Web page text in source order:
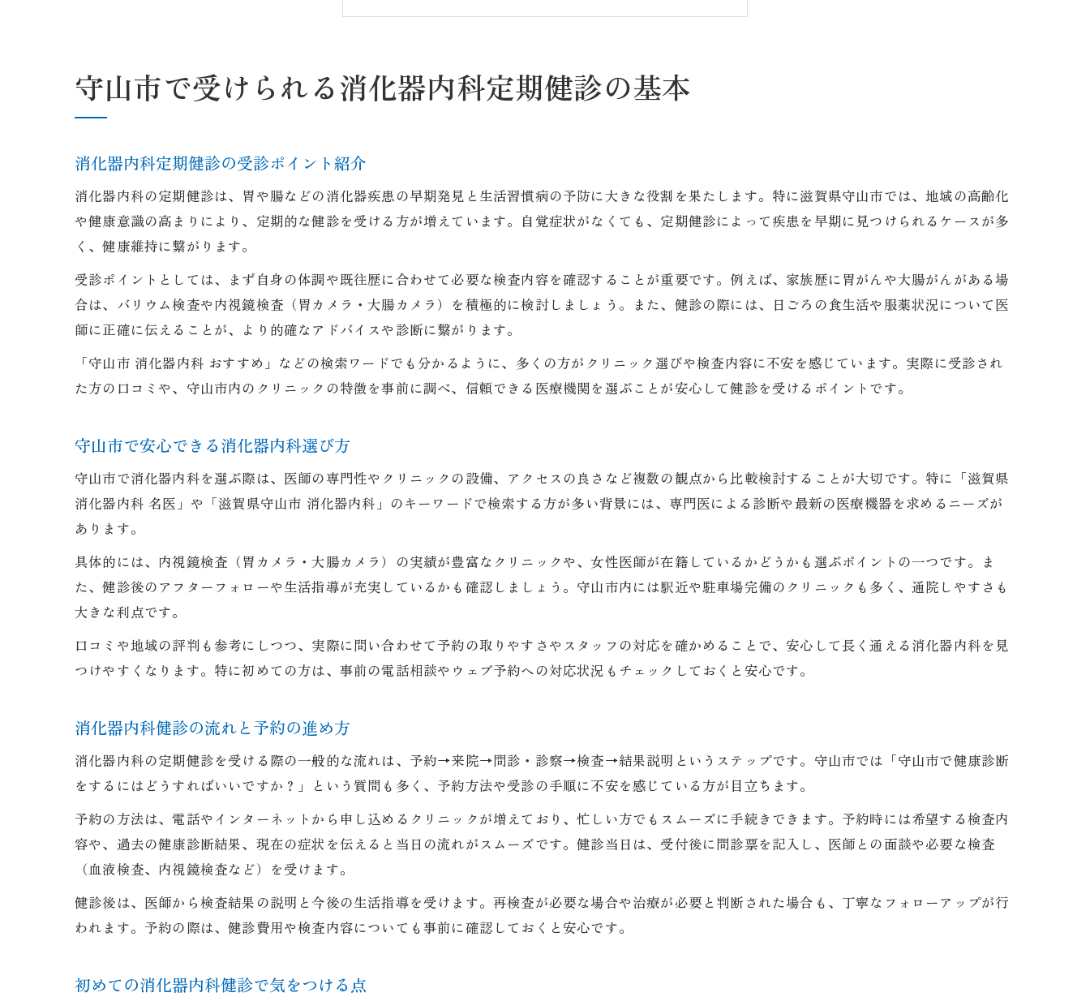
初めての消化器内科健診で気をつける点
消化器内科の健診費用を知って安心受診へ
消化器内科健診の費用相場と注意点
消化器内科健診で事前に準備すべき費用
消化器内科健診予約で失敗しないコツ
守山市での消化器内科予約方法の解説
スムーズな消化器内科健診予約の流れ
消化器内科の予約時に必要な持ち物一覧
健診予約時によくある疑問とその解決法
大腸カメラ検査を消化器内科で受ける際の注意点
胃カメラ・大腸カメラ予約から当日までの手順
検査前の準備と消化器内科のサポート体制
生活習慣病予防に役立つ消化器内科受診法
健診と消化器内科を活用した体調管理術
生活習慣病リスク低減と消化器内科健診
健診選びで後悔しない消化器内科のすすめ
消化器内科健診選びで失敗しない方法
自分に合う消化器内科健診の選択ポイント
消化器内科の健診内容と選び方のコツ
消化器内科で受ける定期健診の満足度向上策
守山市で受けられる消化器内科定期健診の基本
消化器内科定期健診の受診ポイント紹介
消化器内科の定期健診は、胃や腸などの消化器疾患の早期発見と生活習慣病の予防に大きな役割を果たします。特に滋賀県守山市では、地域の高齢化
や健康意識の高まりにより、定期的な健診を受ける方が増えています。自覚症状がなくても、定期健診によって疾患を早期に見つけられるケースが多
く、健康維持に繋がります。
受診ポイントとしては、まず自身の体調や既往歴に合わせて必要な検査内容を確認することが重要です。例えば、家族歴に胃がんや大腸がんがある場
合は、バリウム検査や内視鏡検査（胃カメラ・大腸カメラ）を積極的に検討しましょう。また、健診の際には、日ごろの食生活や服薬状況について医
師に正確に伝えることが、より的確なアドバイスや診断に繋がります。
「守山市 消化器内科 おすすめ」などの検索ワードでも分かるように、多くの方がクリニック選びや検査内容に不安を感じています。実際に受診され
た方の口コミや、守山市内のクリニックの特徴を事前に調べ、信頼できる医療機関を選ぶことが安心して健診を受けるポイントです。
守山市で安心できる消化器内科選び方
守山市で消化器内科を選ぶ際は、医師の専門性やクリニックの設備、アクセスの良さなど複数の観点から比較検討することが大切です。特に「滋賀県
消化器内科 名医」や「滋賀県守山市 消化器内科」のキーワードで検索する方が多い背景には、専門医による診断や最新の医療機器を求めるニーズが
あります。
具体的には、内視鏡検査（胃カメラ・大腸カメラ）の実績が豊富なクリニックや、女性医師が在籍しているかどうかも選ぶポイントの一つです。ま
た、健診後のアフターフォローや生活指導が充実しているかも確認しましょう。守山市内には駅近や駐車場完備のクリニックも多く、通院しやすさも
大きな利点です。
口コミや地域の評判も参考にしつつ、実際に問い合わせて予約の取りやすさやスタッフの対応を確かめることで、安心して長く通える消化器内科を見
つけやすくなります。特に初めての方は、事前の電話相談やウェブ予約への対応状況もチェックしておくと安心です。
消化器内科健診の流れと予約の進め方
消化器内科の定期健診を受ける際の一般的な流れは、予約→来院→問診・診察→検査→結果説明というステップです。守山市では「守山市で健康診断
をするにはどうすればいいですか？」という質問も多く、予約方法や受診の手順に不安を感じている方が目立ちます。
予約の方法は、電話やインターネットから申し込めるクリニックが増えており、忙しい方でもスムーズに手続きできます。予約時には希望する検査内
容や、過去の健康診断結果、現在の症状を伝えると当日の流れがスムーズです。健診当日は、受付後に問診票を記入し、医師との面談や必要な検査
（血液検査、内視鏡検査など）を受けます。
健診後は、医師から検査結果の説明と今後の生活指導を受けます。再検査が必要な場合や治療が必要と判断された場合も、丁寧なフォローアップが行
われます。予約の際は、健診費用や検査内容についても事前に確認しておくと安心です。
初めての消化器内科健診で気をつける点